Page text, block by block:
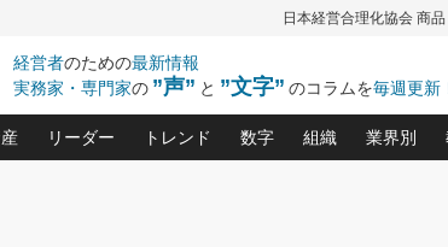
日本経営合理化協会 商
経営者のための最新情報
実務家・専門家の ”声” と ”文字” のコラムを毎週更新
リーダー トレンド 数字 組織 業界別